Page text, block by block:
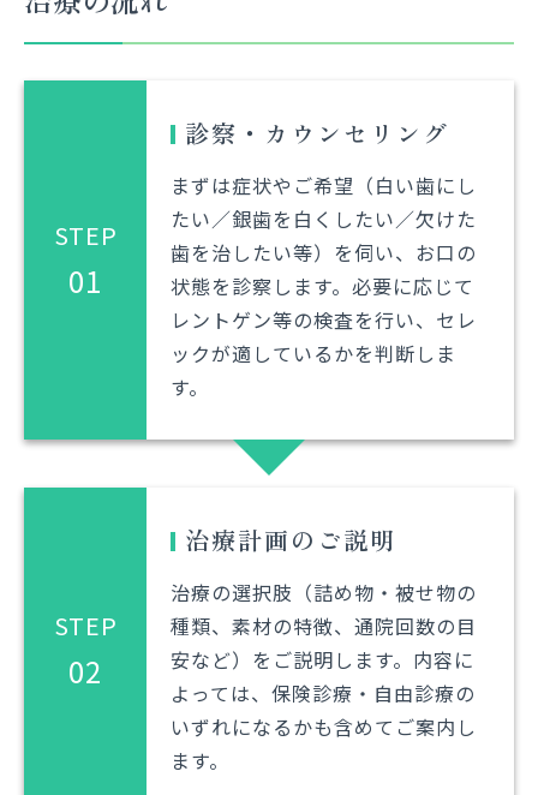
STEP
01
診察・カウンセリング
まずは症状やご希望（白い歯にし
たい／銀歯を白くしたい／欠けた
歯を治したい等）を伺い、お口の
状態を診察します。必要に応じて
レントゲン等の検査を行い、セレ
ックが適しているかを判断しま
す。
STEP
02
治療計画のご説明
治療の選択肢（詰め物・被せ物の
種類、素材の特徴、通院回数の目
安など）をご説明します。内容に
よっては、保険診療・自由診療の
いずれになるかも含めてご案内し
ます。